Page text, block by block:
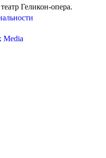
Геликон-опера.
Media